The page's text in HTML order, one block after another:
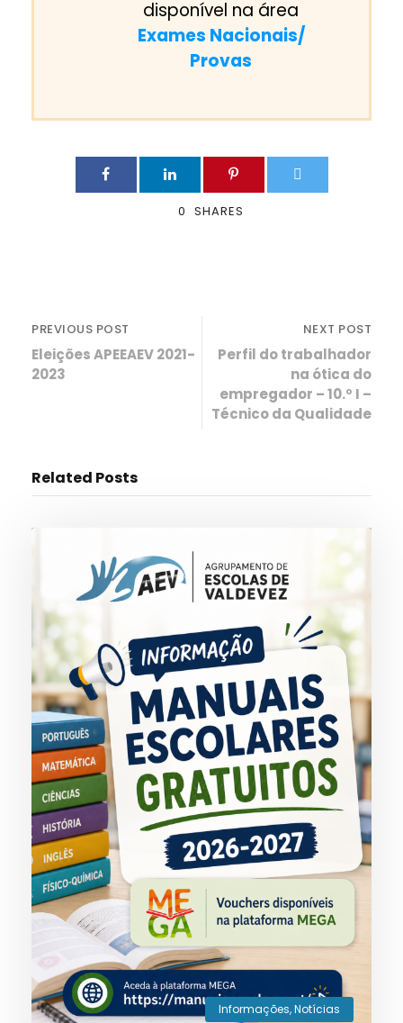
disponível na área
Exames Nacionais/
Provas
0 SHARES
PREVIOUS POST
Eleições APEEAEV 2021-
2023
NEXT POST
Perfil do trabalhador
na ótica do
empregador – 10.º I –
Técnico da Qualidade
Related Posts
Informações,Notícias